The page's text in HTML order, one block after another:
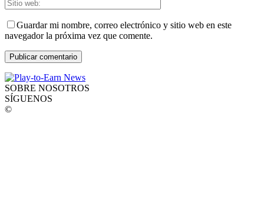
Guardar mi nombre, correo electrónico y sitio web en este
navegador la próxima vez que comente.
SOBRE NOSOTROS
SÍGUENOS
©